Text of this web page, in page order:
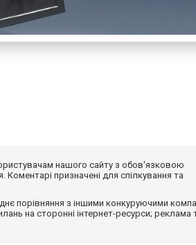
нашого сайту з обов'язковою
призначені для спілкування та
порівняння з іншими конкуруючими
на сторонні інтернет-ресурси; реклама